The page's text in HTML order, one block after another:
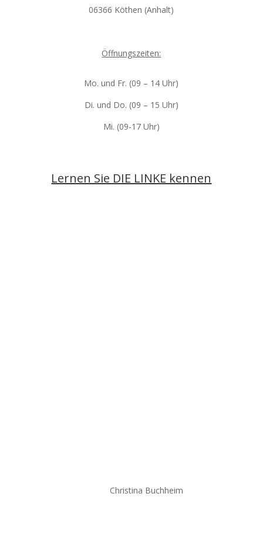
06366 Köthen (Anhalt)
Öffnungszeiten:
Mo. und Fr. (09 – 14 Uhr)
Di. und Do. (09 – 15 Uhr)
Mi. (09-17 Uhr)
Lernen Sie DIE LINKE kennen
Christina Buchheim